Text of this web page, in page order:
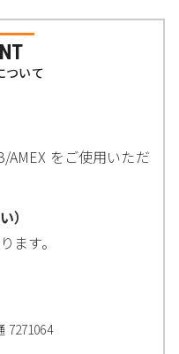
ついて
AMEX をご使用いただ
）
ます。
7271064